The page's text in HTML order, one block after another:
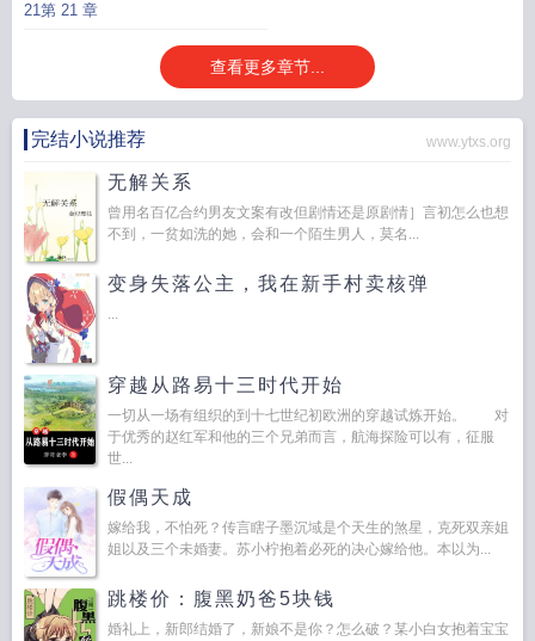
阳劝他爹干活，存够了银子就带去他大爹去找大伯和两个爷爷。后来存够银子，
三岁的周向阳带着大爹和小爹上路，结果还真给他找到了大伯。听说大伯在洲城
混得风生水起，一家人赶忙找过去，结果才发现，三十岁的大伯原来是在楼里卖
笑。“……”后来好不容易打听到小爷爷的消息，他们带着大伯又赶忙找过去，结果
小爷爷是大内总管，年芳二八。周向阳：“……”怎么爷爷比大伯还要小啊？另一个
爷爷也不知道混的咋样了。
夫郎在异世免费阅读全文镇魂
夫郎在上by白云间夫郎在上TXT
夫郎在上最新章节更新时间
者在线
夫郎在上全集 夫郎在异世完整版夫郎在上by百度夫郎在异世 作者
郎在上百度
TXT免费 夫郎在上免费阅读夫郎在上全文夫郎在上关山点酒夫郎在上白云在
上夫郎在上白云上免费阅读
云上夫郎在异世在线看
在上白云笔趣阁
21第 21 章
查看更多章节...
完结小说推荐 www.ytxs.org
无解关系
曾用名百亿合约男友文案有改但剧情还是原剧情］言初怎么也想
不到，一贫如洗的她，会和一个陌生男人，莫名...
变身失落公主，我在新手村卖核弹
...
穿越从路易十三时代开始
一切从一场有组织的到十七世纪初欧洲的穿越试炼开始。 对
于优秀的赵红军和他的三个兄弟而言，航海探险可以有，征服
世...
假偶天成
嫁给我，不怕死？传言瞎子墨沉域是个天生的煞星，克死双亲姐
姐以及三个未婚妻。苏小柠抱着必死的决心嫁给他。本以为...
跳楼价：腹黑奶爸5块钱
婚礼上，新郎结婚了，新娘不是你？怎么破？某小白女抱着宝宝